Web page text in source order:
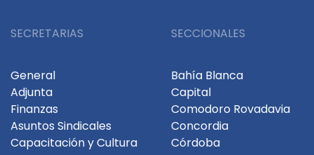
SECRETARIAS
General
Adjunta
Finanzas
Asuntos Sindicales
Capacitación y Cultura
SECCIONALES
Bahía Blanca
Capital
Comodoro Rovadavia
Concordia
Córdoba